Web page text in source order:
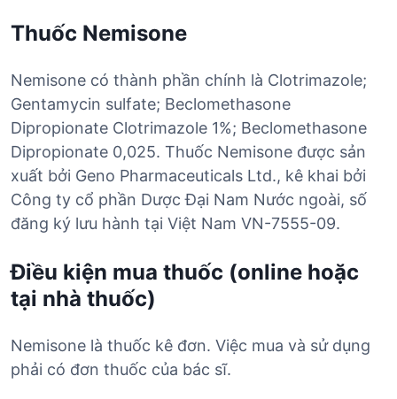
Thuốc Nemisone
Nemisone có thành phần chính là Clotrimazole;
Gentamycin sulfate; Beclomethasone
Dipropionate Clotrimazole 1%; Beclomethasone
Dipropionate 0,025. Thuốc Nemisone được sản
xuất bởi Geno Pharmaceuticals Ltd., kê khai bởi
Công ty cổ phần Dược Đại Nam Nước ngoài, số
đăng ký lưu hành tại Việt Nam VN-7555-09.
Điều kiện mua thuốc (online hoặc
tại nhà thuốc)
Nemisone là thuốc kê đơn. Việc mua và sử dụng
phải có đơn thuốc của bác sĩ.